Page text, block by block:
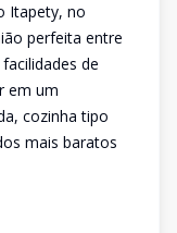
Itapety, no
perfeita entre
de
em um
cozinha tipo
mais baratos